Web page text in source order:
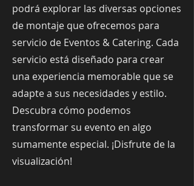
podrá explorar las diversas opciones
de montaje que ofrecemos para
servicio de Eventos & Catering. Cada
servicio está diseñado para crear
una experiencia memorable que se
adapte a sus necesidades y estilo.
Descubra cómo podemos
transformar su evento en algo
sumamente especial. ¡Disfrute de la
visualización!